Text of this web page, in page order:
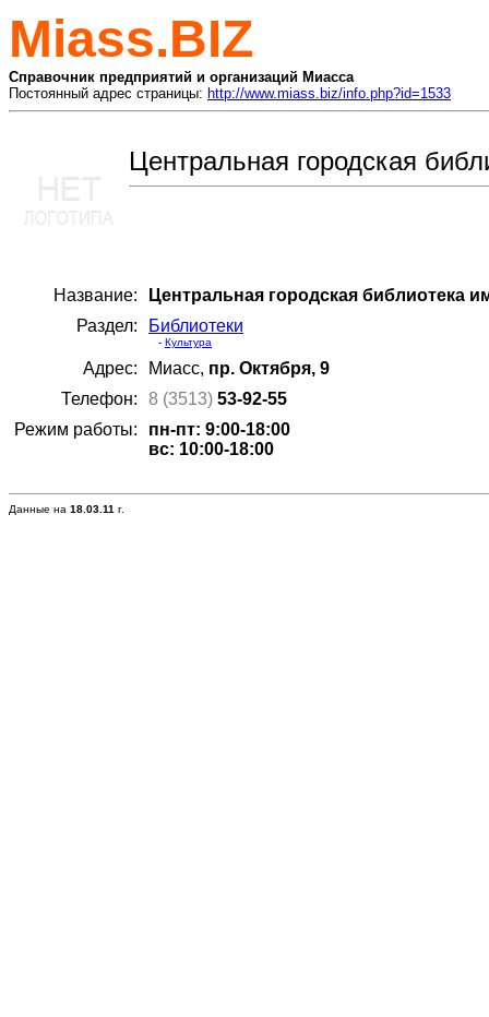
Miass.BIZ
Справочник предприятий и организаций Миасса
Постоянный адрес страницы: http://www.miass.biz/info.php?id=1533
Центральная городская
Название:
Центральная городская библиотека
Раздел:
Библиотеки
- Культура
Адрес: Миасс, пр. Октября, 9
Телефон:
8 (3513) 53-92-55
Режим работы:
пн-пт: 9:00-18:00
вс: 10:00-18:00
Данные на 18.03.11 г.